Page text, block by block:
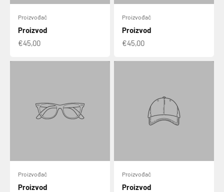
Proizvođač
Proizvod
€45,00
Proizvođač
Proizvod
€45,00
Proizvođač
Proizvod
Proizvođač
Proizvod